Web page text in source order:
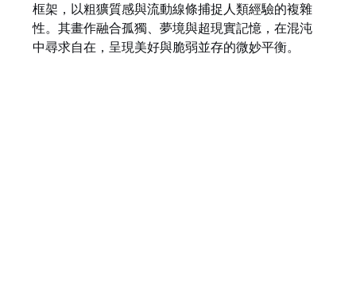
框架，以粗獷質感與流動線條捕捉人類經驗的複雜
性。其畫作融合孤獨、夢境與超現實記憶，在混沌
中尋求自在，呈現美好與脆弱並存的微妙平衡。